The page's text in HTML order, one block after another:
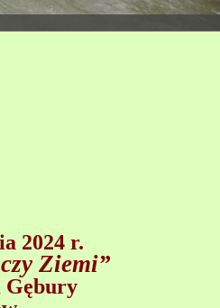
2024 r.
Ziemi”
Gębury